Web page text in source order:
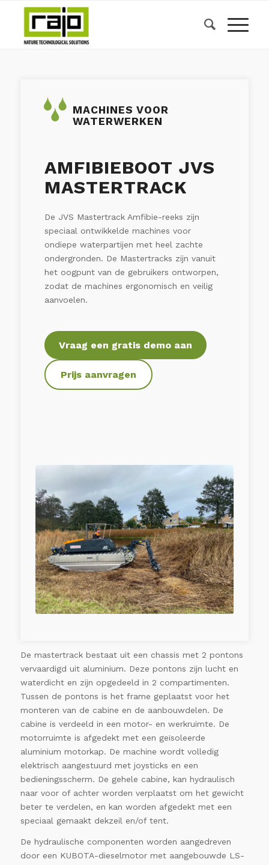
MACHINES VOOR
WATERWERKEN
AMFIBIEBOOT JVS
MASTERTRACK
De JVS Mastertrack Amfibie-reeks zijn
speciaal ontwikkelde machines voor
ondiepe waterpartijen met heel zachte
ondergronden. De Mastertracks zijn vanuit
het oogpunt van de gebruikers ontworpen,
zodat de machines ergonomisch en veilig
aanvoelen.
Vraag een gratis demo aan
Prijs aanvragen
De mastertrack bestaat uit een chassis met 2 pontons
vervaardigd uit aluminium. Deze pontons zijn lucht en
waterdicht en zijn opgedeeld in 2 compartimenten.
Tussen de pontons is het frame geplaatst voor het
monteren van de cabine en de aanbouwdelen. De
cabine is verdeeld in een motor- en werkruimte. De
motorruimte is afgedekt met een geïsoleerde
aluminium motorkap. De machine wordt volledig
elektrisch aangestuurd met joysticks en een
bedieningsscherm. De gehele cabine, kan hydraulisch
naar voor of achter worden verplaatst om het gewicht
beter te verdelen, en kan worden afgedekt met een
speciaal gemaakt dekzeil en/of tent.
De hydraulische componenten worden aangedreven
door een KUBOTA-dieselmotor met aangebouwde LS-